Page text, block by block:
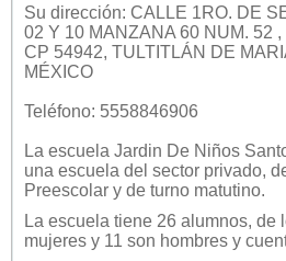
Su dirección: CALLE 1RO. DE
02 Y 10 MANZANA 60 NUM. 52
CP 54942, TULTITLÁN DE
MÉXICO
Teléfono: 5558846906
La escuela Jardin De Niños
una escuela del sector privado,
Preescolar y de turno matutino.
La escuela tiene 26 alumnos, de
mujeres y 11 son hombres y